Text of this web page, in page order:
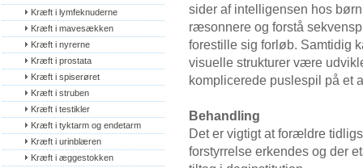
Kræft i lymfeknuderne
Kræft i mavesækken
Kræft i nyrerne
Kræft i prostata
Kræft i spiserøret
Kræft i struben
Kræft i testikler
Kræft i tyktarm og endetarm
Kræft i urinblæren
Kræft i æggestokken
sider af intelligensen hos
ræsonnere og forstå
forestille sig forløb. Samtidig
visuelle strukturer være
komplicerede puslespil på et
Behandling
Det er vigtigt at forældre
forstyrrelse erkendes og der